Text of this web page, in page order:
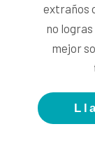
extraños
no
mejor